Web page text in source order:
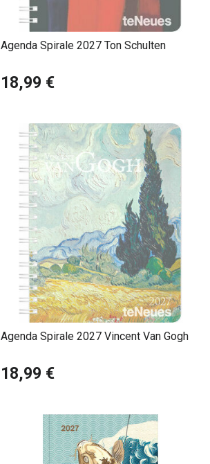
Agenda Spirale 2027 Ton Schulten
18,99 €
Agenda Spirale 2027 Vincent Van Gogh
18,99 €